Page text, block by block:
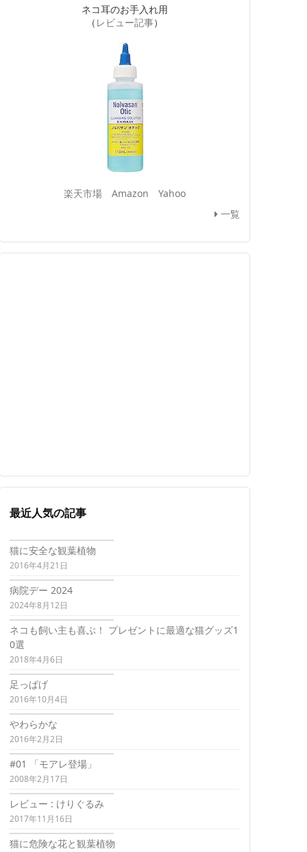
ネコ耳のお手入れ用
（ レビュー記事）
楽天市場 Amazon
Yahoo
一覧
最近人気の記事
猫に安全な観葉植物
2016年4月21日
病院デー 2024
2024年8月12日
ネコも飼い主も喜ぶ！ プレゼントに最適な猫グッズ1
0選
2018年4月6日
足っぱげ
2016年10月4日
やわらかな
2016年2月2日
#01 「モアレ登場」
2008年2月17日
レビュー : けりぐるみ
2017年11月16日
猫に危険な花と観葉植物